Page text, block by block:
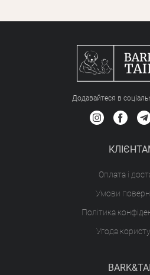
Додавайтеся в
Оплата і
Умови
Політика
Угода